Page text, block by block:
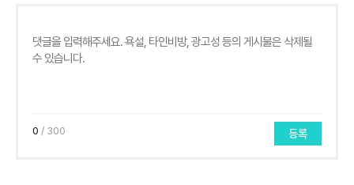
0 / 300 등록